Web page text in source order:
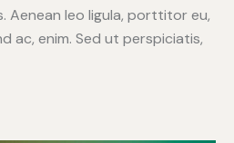
Aenean leo ligula, porttitor eu,
ac, enim. Sed ut perspiciatis,